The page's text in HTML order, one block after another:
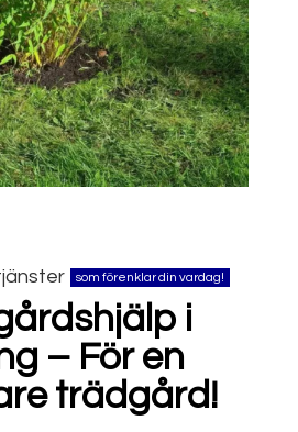
som förenklar din vardag!
i
– För en
trädgård!